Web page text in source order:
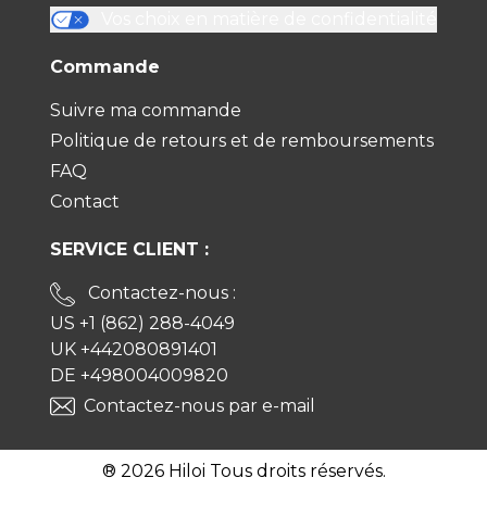
Commande
Suivre ma commande
Politique de retours et de remboursements
FAQ
Contact
SERVICE CLIENT :
Contactez-nous :
US +1 (862) 288-4049
UK +442080891401
DE +498004009820
Contactez-nous par e-mail
® 2026 Hiloi Tous droits réservés.